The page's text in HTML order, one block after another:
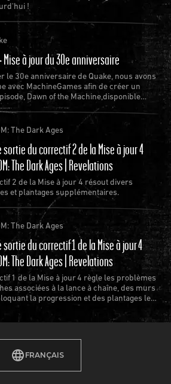
!
à jour du 30e anniversaire
le 30e anniversaire de Quake, nous avons
avec MachineGames afin de créer un
Dawn of the Machine,disponible
pour Quake.
The Dark Ages
sortie du correctif 2 de la Mise à jour 4
The Dark Ages | Revelations
2 de la Mise à jour 4 résout divers
et plantages supplémentaires.
The Dark Ages
sortie du correctif 1 de la Mise à jour 4
The Dark Ages | Revelations
1 de la Mise à jour 4 règle les problèmes
associées à la lance à chaîne, des murs
la progression et des plantages les
FRANÇAIS